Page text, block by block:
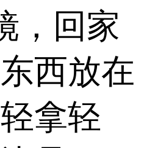
，回家
西放在
拿轻